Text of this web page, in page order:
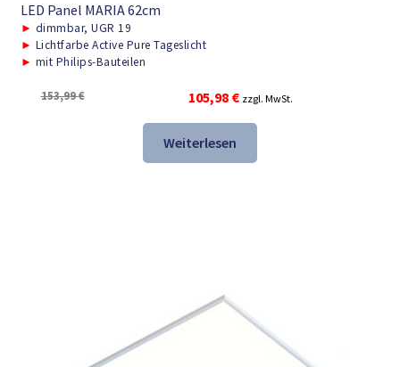
LED Panel MARIA 62cm
► dimmbar, UGR 19
► Lichtfarbe Active Pure Tageslicht
► mit Philips-Bauteilen
153,99€
Ursprünglicher
Preis
war:
153,99 €
105,98 €Aktueller
Preis
105,98 €.
zzgl. MwSt.
Weiterlesen